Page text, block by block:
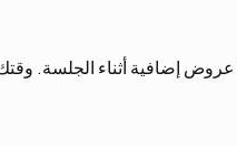
إضافية أثناء الجلسة. وقتك